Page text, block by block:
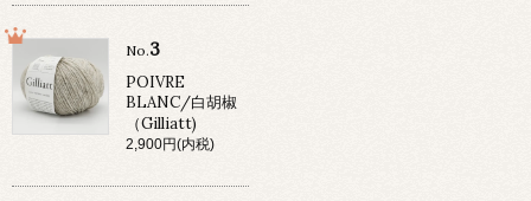
No.3
POIVRE
BLANC/白胡椒
（Gilliatt)
2,900円(内税)